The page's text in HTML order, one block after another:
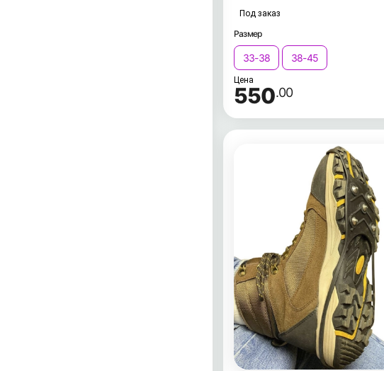
Под заказ
Размер
33-38 38-45
Цена
550.00